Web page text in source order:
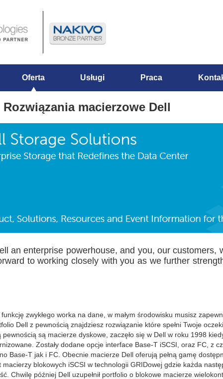
Oferta Usługi Praca
Rozwiązania macierzowe Dell
an enterprise powerhouse, and you, our customers,
to working closely with you as we further
zwykłego worka na dane, w małym środowisku musisz
Dell z pewnością znajdziesz rozwiązanie które spełni Twoje
są macierze dyskowe, zaczęło się w Dell w roku 1998
Zostały dodane opcje interface Base-T iSCSI, oraz FC, z
Base-T jak i FC. Obecnie macierze Dell oferują pełną gamę
blokowych iSCSI w technologii GRIDowej gdzie każda
Chwilę później Dell uzupełnił portfolio o blokowe macierze